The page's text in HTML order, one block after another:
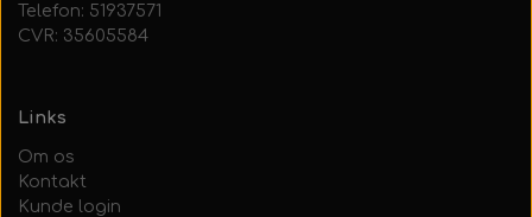
Telefon: 51937571
CVR: 35605584
Links
Om os
Kontakt
Kunde login